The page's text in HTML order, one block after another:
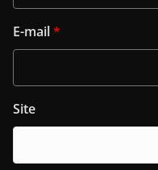
E-mail*
Site